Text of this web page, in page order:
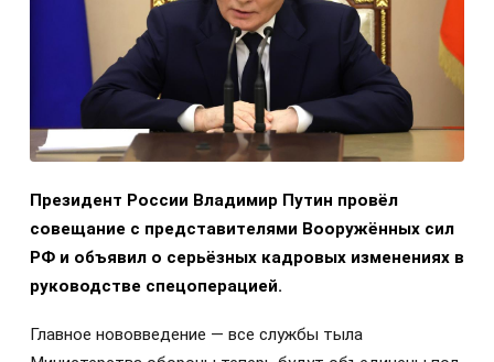
Президент России Владимир Путин провёл
совещание с представителями Вооружённых сил
РФ и объявил о серьёзных кадровых изменениях в
руководстве спецоперацией.
Главное нововведение — все службы тыла